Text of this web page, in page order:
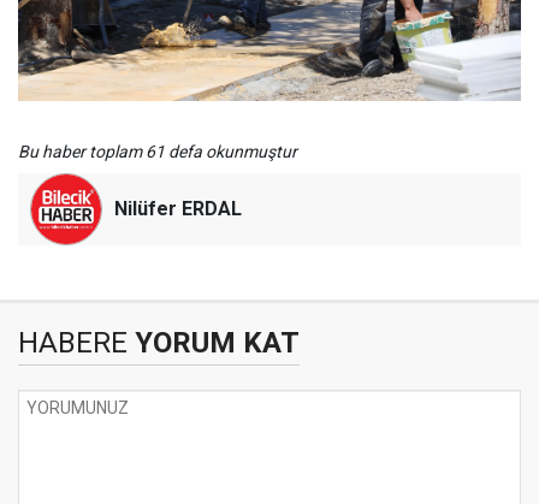
Bu haber toplam 61 defa okunmuştur
Nilüfer ERDAL
HABERE YORUM KAT